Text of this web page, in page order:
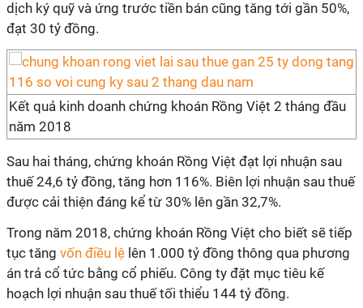
dịch ký quỹ và ứng trước tiền bán cũng tăng tới gần 50%,
đạt 30 tỷ đồng.
Kết quả kinh doanh chứng khoán Rồng Việt 2 tháng đầu
năm 2018
Sau hai tháng, chứng khoán Rồng Việt đạt lợi nhuận sau
thuế 24,6 tỷ đồng, tăng hơn 116%. Biên lợi nhuận sau thuế
được cải thiện đáng kể từ 30% lên gần 32,7%.
Trong năm 2018, chứng khoán Rồng Việt cho biết sẽ tiếp
tục tăng vốn điều lệ lên 1.000 tỷ đồng thông qua phương
án trả cổ tức bằng cổ phiếu. Công ty đặt mục tiêu kế
hoạch lợi nhuận sau thuế tối thiểu 144 tỷ đồng.